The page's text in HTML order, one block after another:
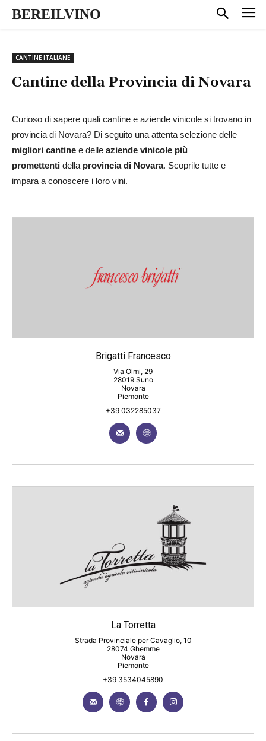
BEREILVINO
CANTINE ITALIANE
Cantine della Provincia di Novara
Curioso di sapere quali cantine e aziende vinicole si trovano in
provincia di Novara? Di seguito una attenta selezione delle
migliori cantine e delle aziende vinicole più
promettenti della provincia di Novara. Scoprile tutte e
impara a conoscere i loro vini.
Brigatti Francesco
Via Olmi, 29
28019 Suno
Novara
Piemonte
+39 032285037
La Torretta
Strada Provinciale per Cavaglio, 10
28074 Ghemme
Novara
Piemonte
+39 3534045890